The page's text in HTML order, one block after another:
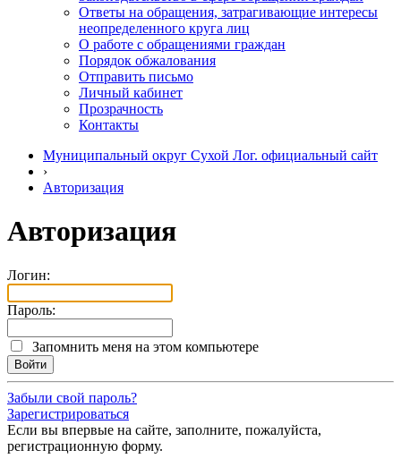
Ответы на обращения, затрагивающие интересы
неопределенного круга лиц
О работе с обращениями граждан
Порядок обжалования
Отправить письмо
Личный кабинет
Прозрачность
Контакты
Муниципальный округ Сухой Лог. официальный сайт
›
Авторизация
Авторизация
Логин:
Пароль:
Запомнить меня на этом компьютере
Забыли свой пароль?
Зарегистрироваться
Если вы впервые на сайте, заполните, пожалуйста,
регистрационную форму.